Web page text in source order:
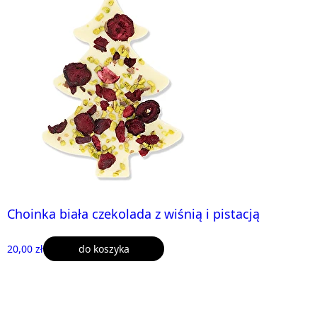
Choinka biała czekolada z wiśnią i pistacją
20,00 zł do koszyka